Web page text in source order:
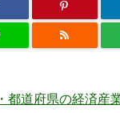
都道府県の経済産